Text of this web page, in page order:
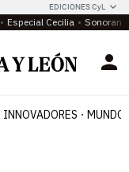
EDICIONES CyL
Especial Cecilia
INNOVADORES MUNDO